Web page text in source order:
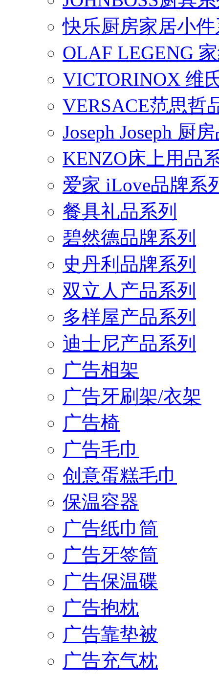
快乐厨房家居小
OLAF LEGENG
VICTORINOX 维
VERSACE范思哲
Joseph Joseph 厨
KENZO床上用品
爱家 iLove品牌系
餐具礼品系列
碧然德品牌系列
史丹利品牌系列
双立人产品系列
多样屋产品系列
迪士尼产品系列
广告相架
广告牙刷架/衣架
广告椅
广告毛巾
创意蛋糕毛巾
保温容器
广告纸巾筒
广告牙签筒
广告保温碟
广告抱枕
广告靠垫被
广告充气枕